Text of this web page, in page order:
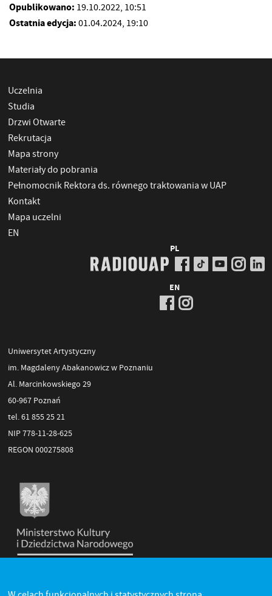
Opublikowano: 19.10.2022, 10:51
Ostatnia edycja: 01.04.2024, 19:10
Uczelnia
Studia
Drzwi Otwarte
Rekrutacja
Mapa strony
Materiały do pobrania
Pełnomocnik Rektora ds. równego traktowania w UAP
Kontakt
Mapa uczelni
EN
PL
EN
Uniwersytet Artystyczny
im. Magdaleny Abakanowicz w Poznaniu
Al. Marcinkowskiego 29
60-967 Poznań
tel. 61 855 25 21
NIP 778-11-28-625
REGON 000275808